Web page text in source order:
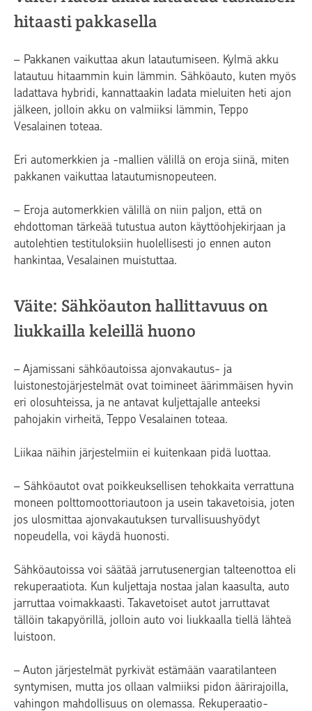
hitaasti pakkasella
– Pakkanen vaikuttaa akun latautumiseen. Kylmä akku
latautuu hitaammin kuin lämmin. Sähköauto, kuten myös
ladattava hybridi, kannattaakin ladata mieluiten heti ajon
jälkeen, jolloin akku on valmiiksi lämmin, Teppo
Vesalainen toteaa.
Eri automerkkien ja -mallien välillä on eroja siinä, miten
pakkanen vaikuttaa latautumisnopeuteen.
– Eroja automerkkien välillä on niin paljon, että on
ehdottoman tärkeää tutustua auton käyttöohjekirjaan ja
autolehtien testituloksiin huolellisesti jo ennen auton
hankintaa, Vesalainen muistuttaa.
Väite: Sähköauton hallittavuus on
liukkailla keleillä huono
– Ajamissani sähköautoissa ajonvakautus- ja
luistonestojärjestelmät ovat toimineet äärimmäisen hyvin
eri olosuhteissa, ja ne antavat kuljettajalle anteeksi
pahojakin virheitä, Teppo Vesalainen toteaa.
Liikaa näihin järjestelmiin ei kuitenkaan pidä luottaa.
– Sähköautot ovat poikkeuksellisen tehokkaita verrattuna
moneen polttomoottoriautoon ja usein takavetoisia, joten
jos ulosmittaa ajonvakautuksen turvallisuushyödyt
nopeudella, voi käydä huonosti.
Sähköautoissa voi säätää jarrutusenergian talteenottoa eli
rekuperaatiota. Kun kuljettaja nostaa jalan kaasulta, auto
jarruttaa voimakkaasti. Takavetoiset autot jarruttavat
tällöin takapyörillä, jolloin auto voi liukkaalla tiellä lähteä
luistoon.
– Auton järjestelmät pyrkivät estämään vaaratilanteen
syntymisen, mutta jos ollaan valmiiksi pidon äärirajoilla,
vahingon mahdollisuus on olemassa. Rekuperaatio-